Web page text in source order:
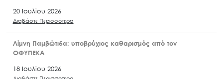
20 Ιουλίου 2026
Διαβάστε Περισσότερα
Λίμνη Παμβώτιδα: υποβρύχιος καθαρισμός από τον
ΟΦΥΠΕΚΑ
18 Ιουλίου 2026